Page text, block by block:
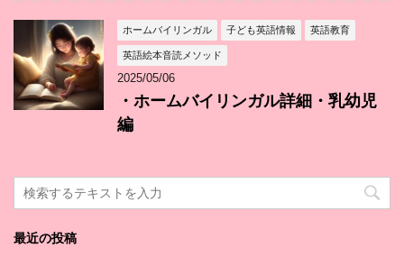
ホームバイリンガル 子ども英語情報 英語教育
英語絵本音読メソッド
2025/05/06
・ホームバイリンガル詳細・乳幼児
編
最近の投稿